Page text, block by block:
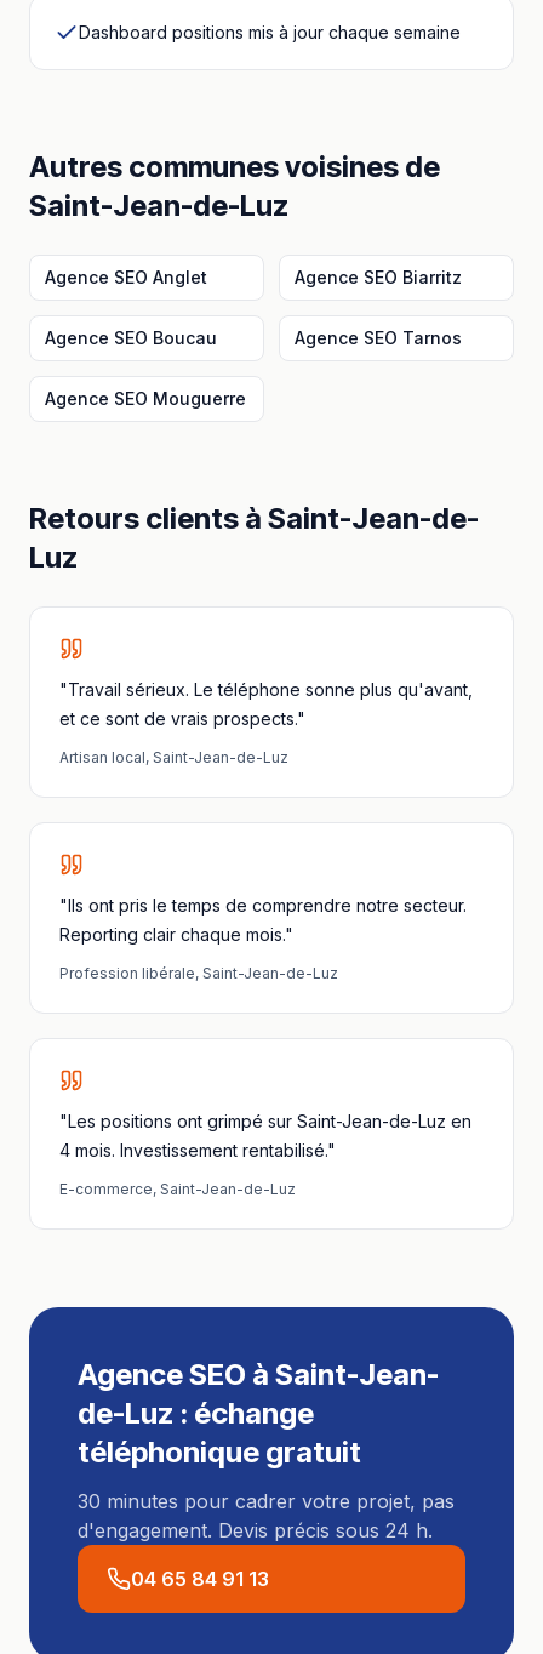
Dashboard positions mis à jour chaque semaine
Autres communes voisines de
Saint-Jean-de-Luz
Agence SEO Anglet Agence SEO Biarritz
Agence SEO Boucau Agence SEO Tarnos
Agence SEO Mouguerre
Retours clients à Saint-Jean-de-
Luz
"Travail sérieux. Le téléphone sonne plus qu'avant,
et ce sont de vrais prospects."
Artisan local, Saint-Jean-de-Luz
"Ils ont pris le temps de comprendre notre secteur.
Reporting clair chaque mois."
Profession libérale, Saint-Jean-de-Luz
"Les positions ont grimpé sur Saint-Jean-de-Luz en
4 mois. Investissement rentabilisé."
E-commerce, Saint-Jean-de-Luz
Agence SEO à Saint-Jean-
de-Luz : échange
téléphonique gratuit
30 minutes pour cadrer votre projet, pas
d'engagement. Devis précis sous 24 h.
04 65 84 91 13